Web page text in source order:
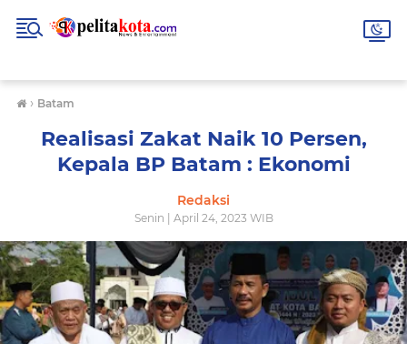
› Batam
Realisasi Zakat Naik 10 Persen,
Kepala BP Batam : Ekonomi
Redaksi
Senin | April 24, 2023 WIB